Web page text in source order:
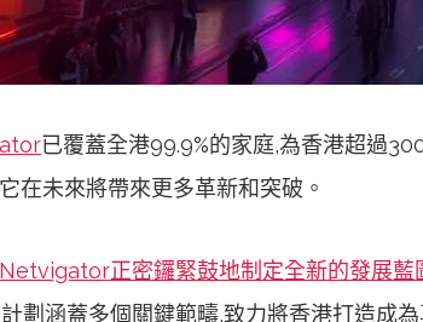
已覆蓋全港99.9%的家庭,為香港超過
在未來將帶來更多革新和突破。
Netvigator正密鑼緊鼓地制定全新的發展藍
劃涵蓋多個關鍵範疇,致力將香港打造成